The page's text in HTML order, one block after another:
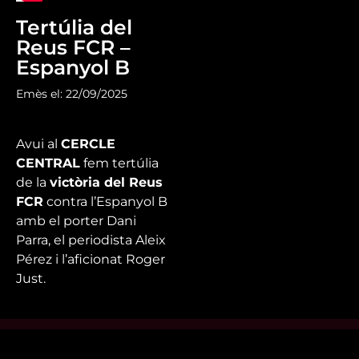
Tertúlia del
Reus FCR –
Espanyol B
Emès el: 22/09/2025
Avui al CERCLE
CENTRAL fem tertúlia
de la victòria del Reus
FCR contra l’Espanyol B
amb el porter Dani
Parra, el periodista Aleix
Pérez i l’aficionat Roger
Just.